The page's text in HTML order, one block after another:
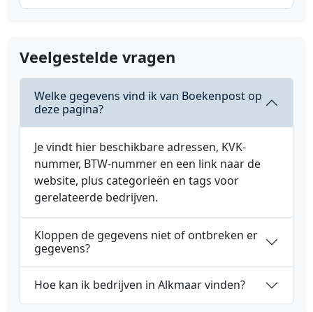
Veelgestelde vragen
Welke gegevens vind ik van Boekenpost op
deze pagina?
Je vindt hier beschikbare adressen, KVK-
nummer, BTW-nummer en een link naar de
website, plus categorieën en tags voor
gerelateerde bedrijven.
Kloppen de gegevens niet of ontbreken er
gegevens?
Hoe kan ik bedrijven in Alkmaar vinden?